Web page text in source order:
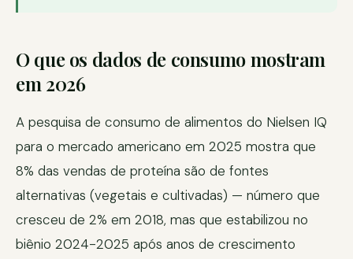
O que os dados de consumo mostram
em 2026
A pesquisa de consumo de alimentos do Nielsen IQ
para o mercado americano em 2025 mostra que
8% das vendas de proteína são de fontes
alternativas (vegetais e cultivadas) — número que
cresceu de 2% em 2018, mas que estabilizou no
biênio 2024-2025 após anos de crescimento